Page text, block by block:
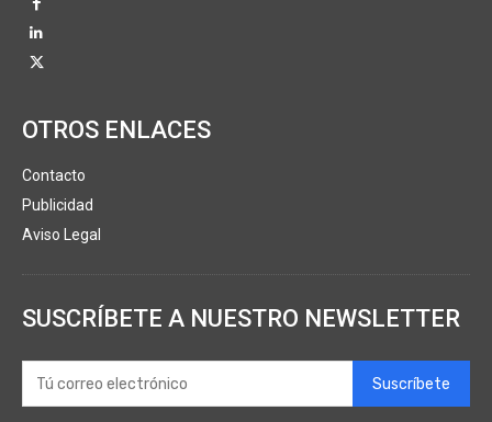
OTROS ENLACES
Contacto
Publicidad
Aviso Legal
SUSCRÍBETE A NUESTRO NEWSLETTER
Suscríbete